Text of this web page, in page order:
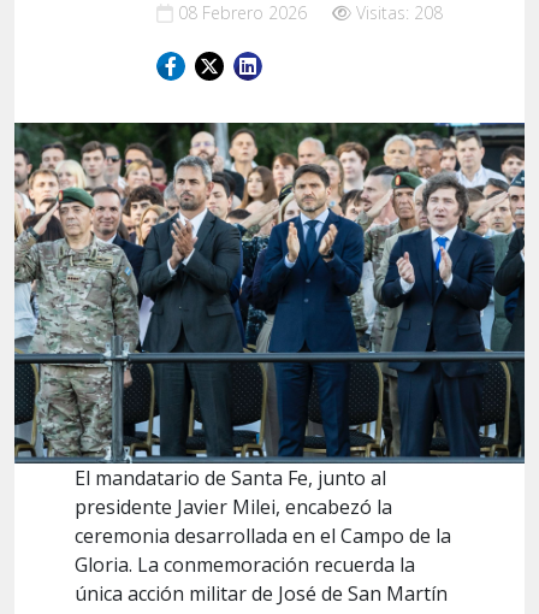
08 Febrero 2026 Visitas: 208
El mandatario de Santa Fe, junto al
presidente Javier Milei, encabezó la
ceremonia desarrollada en el Campo de la
Gloria. La conmemoración recuerda la
única acción militar de José de San Martín